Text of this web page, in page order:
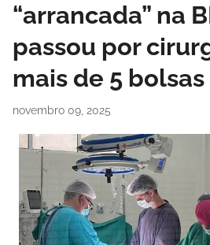
“arrancada” na
passou por
mais de 5
novembro 09, 2025